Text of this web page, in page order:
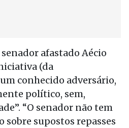
afastado Aécio
(da
conhecido adversário,
político, sem,
“O senador não tem
supostos repasses